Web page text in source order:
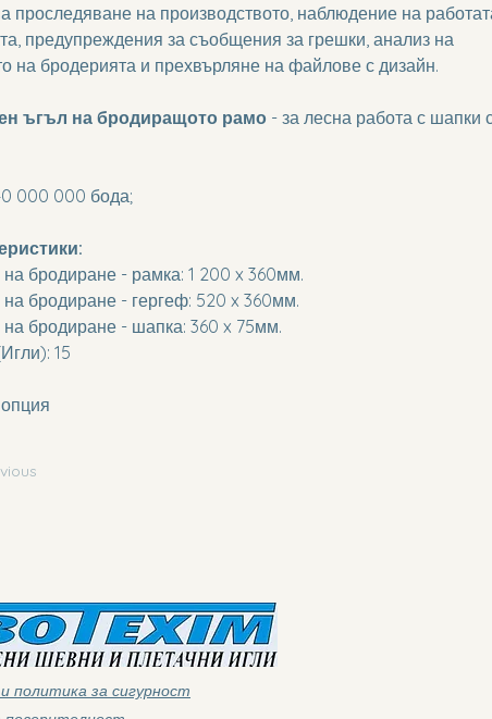
проследяване на производството, наблюдение на
предупреждения за съобщения за грешки, анализ на
на бродерията и прехвърляне на файлове с дизайн.
ъгъл на бродиращото рамо - за лесна работа с шапки
000 000 бода;
бродиране - рамка: 1 200 x 360мм.
бродиране - гергеф: 520 x 360мм.
бродиране - шапка: 360 x 75мм.
15
политика за сигурност